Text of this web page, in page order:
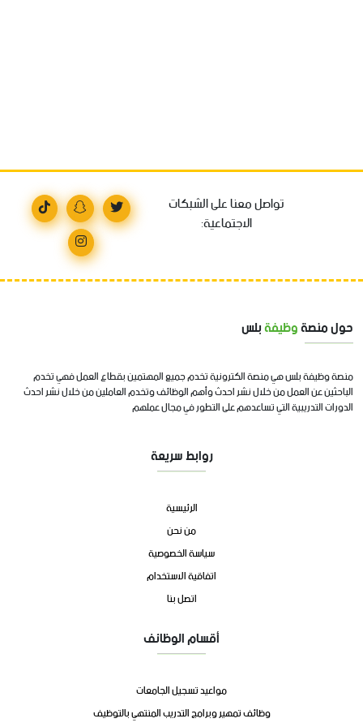
تواصل معنا على الشبكات
الاجتماعية:
حول منصةوظيفةبلس
منصة وظيفة بلس هي منصة الكترونية تخدم جميع المهتمين بقطاع العمل فهي تخدم
الباحثين عن العمل من خلال نشر احدث وأهم الوظائف وتخدم العاملين من خلال نشر احدث
الدورات التدريبية التي تساعدهم على التطور في مجال عملهم
روابط سريعة
الرئيسية
من نحن
سياسة الخصوصية
اتفاقية الاستخدام
اتصل بنا
أقسام الوظائف
مواعيد تسجيل الجامعات
وظائف تمهير وبرامج التدريب المنتهي بالتوظيف